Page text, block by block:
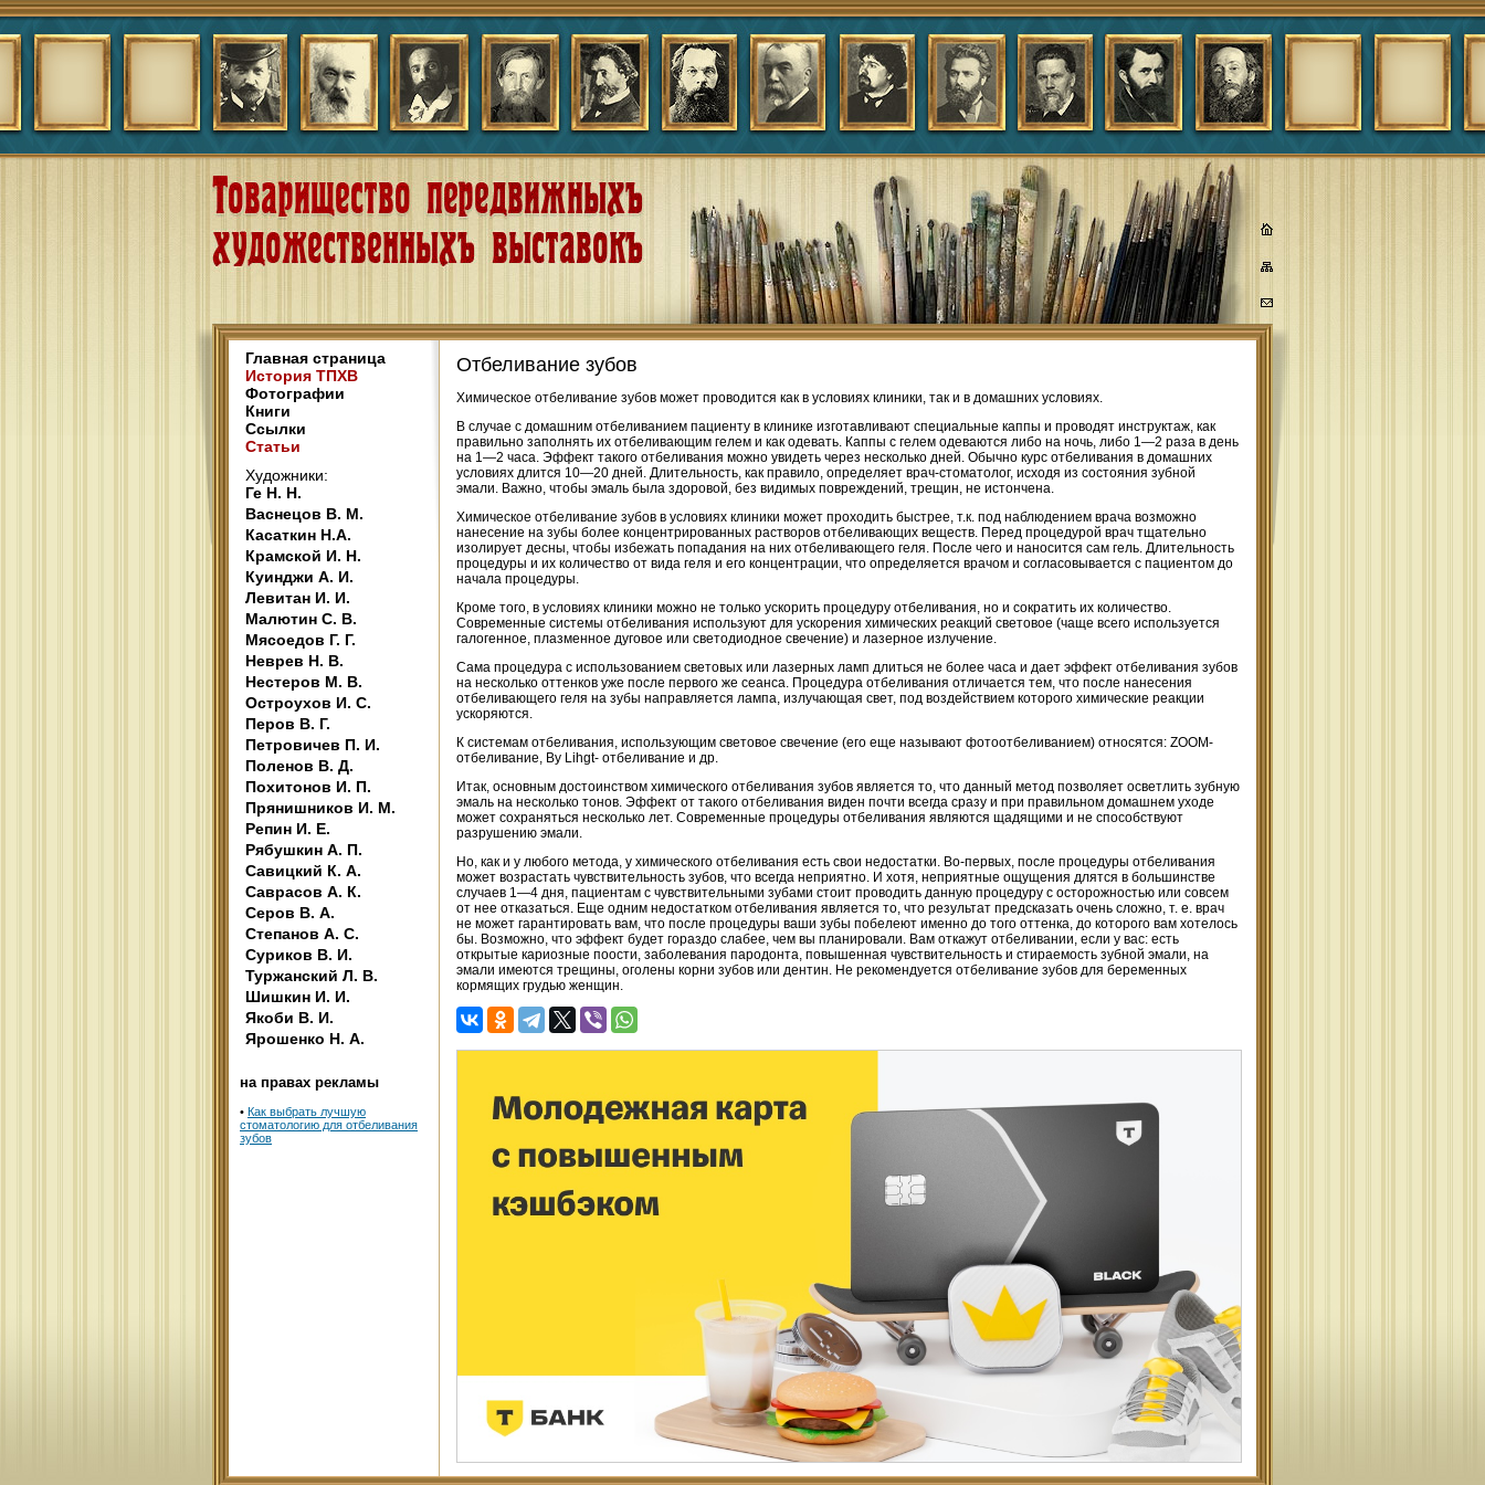
Главная страница
История ТПХВ
Фотографии
Книги
Ссылки
Статьи
Художники:
Ге Н. Н.
Васнецов В. М.
Касаткин Н.А.
Крамской И. Н.
Куинджи А. И.
Левитан И. И.
Малютин С. В.
Мясоедов Г. Г.
Неврев Н. В.
Нестеров М. В.
Остроухов И. С.
Перов В. Г.
Петровичев П. И.
Поленов В. Д.
Похитонов И. П.
Прянишников И. М.
Репин И. Е.
Рябушкин А. П.
Савицкий К. А.
Саврасов А. К.
Серов В. А.
Степанов А. С.
Суриков В. И.
Туржанский Л. В.
Шишкин И. И.
Якоби В. И.
Ярошенко Н. А.
на правах рекламы
• Как выбрать лучшую
стоматологию для отбеливания
зубов
Отбеливание зубов
Химическое отбеливание зубов может проводится как в условиях клиники, так и в домашних условиях.
В случае с домашним отбеливанием пациенту в клинике изготавливают специальные каппы и проводят инструктаж, как
правильно заполнять их отбеливающим гелем и как одевать. Каппы с гелем одеваются либо на ночь, либо 1—2 раза в день
на 1—2 часа. Эффект такого отбеливания можно увидеть через несколько дней. Обычно курс отбеливания в домашних
условиях длится 10—20 дней. Длительность, как правило, определяет врач-стоматолог, исходя из состояния зубной
эмали. Важно, чтобы эмаль была здоровой, без видимых повреждений, трещин, не истончена.
Химическое отбеливание зубов в условиях клиники может проходить быстрее, т.к. под наблюдением врача возможно
нанесение на зубы более концентрированных растворов отбеливающих веществ. Перед процедурой врач тщательно
изолирует десны, чтобы избежать попадания на них отбеливающего геля. После чего и наносится сам гель. Длительность
процедуры и их количество от вида геля и его концентрации, что определяется врачом и согласовывается с пациентом до
начала процедуры.
Кроме того, в условиях клиники можно не только ускорить процедуру отбеливания, но и сократить их количество.
Современные системы отбеливания используют для ускорения химических реакций световое (чаще всего используется
галогенное, плазменное дуговое или светодиодное свечение) и лазерное излучение.
Сама процедура с использованием световых или лазерных ламп длиться не более часа и дает эффект отбеливания зубов
на несколько оттенков уже после первого же сеанса. Процедура отбеливания отличается тем, что после нанесения
отбеливающего геля на зубы направляется лампа, излучающая свет, под воздействием которого химические реакции
ускоряются.
К системам отбеливания, использующим световое свечение (его еще называют фотоотбеливанием) относятся: ZOOM-
отбеливание, By Lihgt- отбеливание и др.
Итак, основным достоинством химического отбеливания зубов является то, что данный метод позволяет осветлить зубную
эмаль на несколько тонов. Эффект от такого отбеливания виден почти всегда сразу и при правильном домашнем уходе
может сохраняться несколько лет. Современные процедуры отбеливания являются щадящими и не способствуют
разрушению эмали.
Но, как и у любого метода, у химического отбеливания есть свои недостатки. Во-первых, после процедуры отбеливания
может возрастать чувствительность зубов, что всегда неприятно. И хотя, неприятные ощущения длятся в большинстве
случаев 1—4 дня, пациентам с чувствительными зубами стоит проводить данную процедуру с осторожностью или совсем
от нее отказаться. Еще одним недостатком отбеливания является то, что результат предсказать очень сложно, т. е. врач
не может гарантировать вам, что после процедуры ваши зубы побелеют именно до того оттенка, до которого вам хотелось
бы. Возможно, что эффект будет гораздо слабее, чем вы планировали. Вам откажут отбеливании, если у вас: есть
открытые кариозные поости, заболевания пародонта, повышенная чувствительность и стираемость зубной эмали, на
эмали имеются трещины, оголены корни зубов или дентин. Не рекомендуется отбеливание зубов для беременных
кормящих грудью женщин.